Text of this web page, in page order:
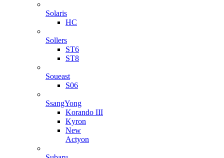
Solaris
HC
Sollers
ST6
ST8
Soueast
S06
SsangYong
Korando III
Kyron
New
Actyon